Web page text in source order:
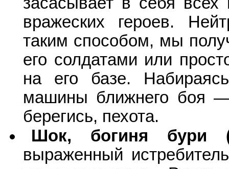
вражеских героев.
таким способом, мы
его солдатами или
на его базе.
машины ближнего боя
берегись, пехота.
Шок, богиня бури
выраженный